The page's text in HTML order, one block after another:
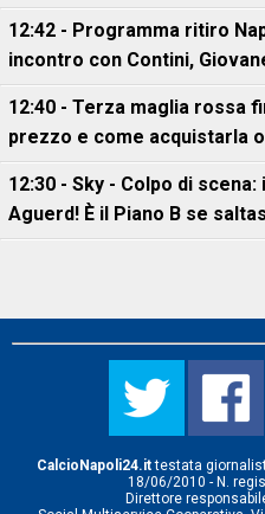
12:42 - Programma ritiro
incontro con Contini,
12:40 - Terza maglia rossa
prezzo e come acquistarla
12:30 - Sky - Colpo di
Aguerd! È il Piano B se
CalcioNapoli24.ittestata
18/06/2010 - N.
Direttore